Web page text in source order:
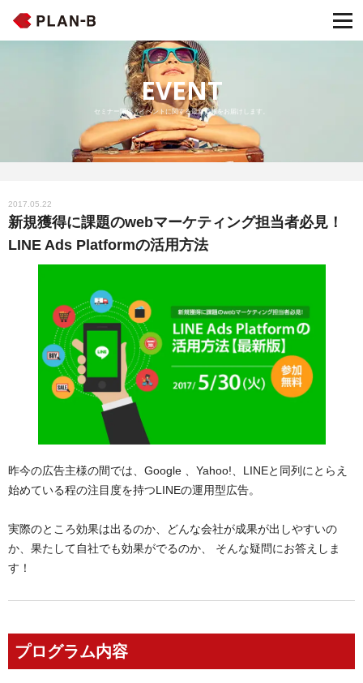
EVENT
セミナー開催・イベントに関する最新情報をお届けします。
2017.05.22
新規獲得に課題のwebマーケティング担当者必見！
LINE Ads Platformの活用方法
昨今の広告主様の間では、Google 、Yahoo!、LINEと同列にとらえ
始めている程の注目度を持つLINEの運用型広告。
実際のところ効果は出るのか、どんな会社が成果が出しやすいの
か、果たして自社でも効果がでるのか、 そんな疑問にお答えしま
す！
プログラム内容